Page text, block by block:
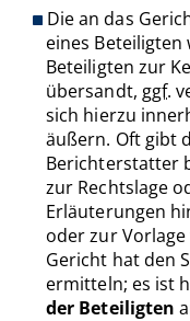
Die an das
eines
Beteiligten zur
übersandt, ggf.
sich hierzu
äußern. Oft gibt
Berichterstatter
zur Rechtslage
Erläuterungen
oder zur
Gericht hat den
ermitteln; es ist
der Beteiligten